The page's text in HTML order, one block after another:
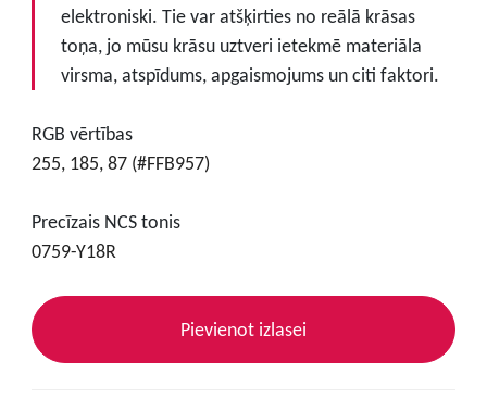
elektroniski. Tie var atšķirties no reālā krāsas
toņa, jo mūsu krāsu uztveri ietekmē materiāla
virsma, atspīdums, apgaismojums un citi faktori.
RGB vērtības
255, 185, 87 (#FFB957)
Precīzais NCS tonis
0759-Y18R
Pievienot izlasei